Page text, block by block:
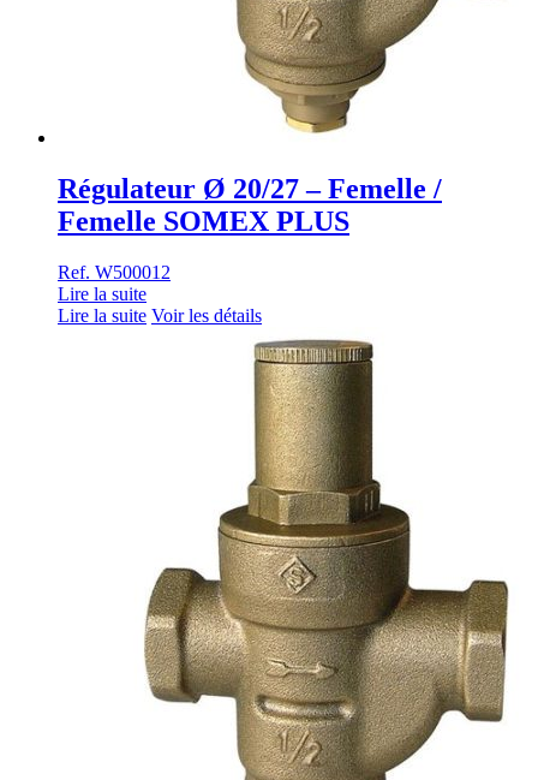
Régulateur Ø 20/27 – Femelle /
Femelle SOMEX PLUS
Ref. W500012
Lire la suite
Lire la suite Voir les détails